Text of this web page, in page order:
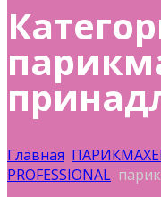
Главная
PROFESSIONAL